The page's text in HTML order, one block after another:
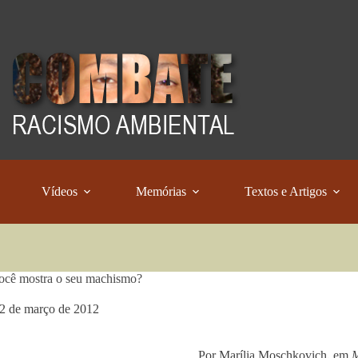
Vídeos Memórias Textos e Artigos
mostra o seu machismo?
de março de 2012
Por Marília Moschkovich, em